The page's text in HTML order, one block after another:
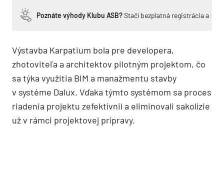
Poznáte výhody Klubu ASB?Stačí bezplatná registrácia a
Výstavba Karpatium bola pre developera,
zhotoviteľa a architektov pilotným projektom, čo
sa týka využitia BIM a manažmentu stavby
v systéme Dalux. Vďaka týmto systémom sa proces
riadenia projektu zefektívnil a eliminovali sakolízie
už v rámci projektovej prípravy.